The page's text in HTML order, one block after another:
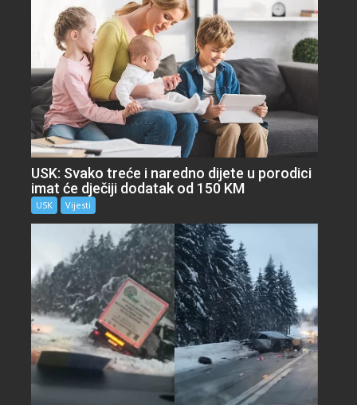
USK: Svako treće i naredno dijete u porodici
imat će dječiji dodatak od 150 KM
USK Vijesti